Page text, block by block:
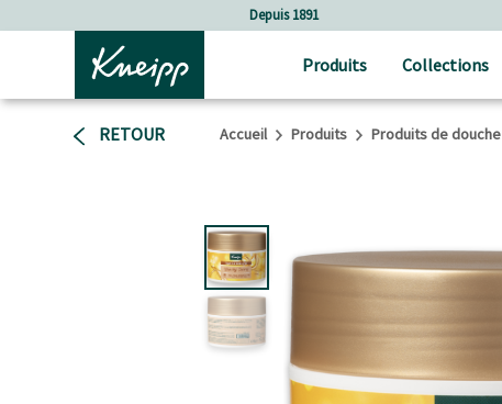
Sauter au contenu du pied de pageDepuis 1891
Produits Collections
RETOUR Accueil Produits Produits de douche